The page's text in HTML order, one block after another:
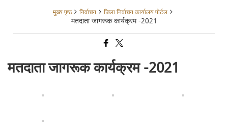
मुख्य पृष्ठ निर्वाचन जिला निर्वाचन कार्यालय पोर्टल
मतदाता जागरूक कार्यक्रम -2021
मतदाता जागरूक कार्यक्रम -2021